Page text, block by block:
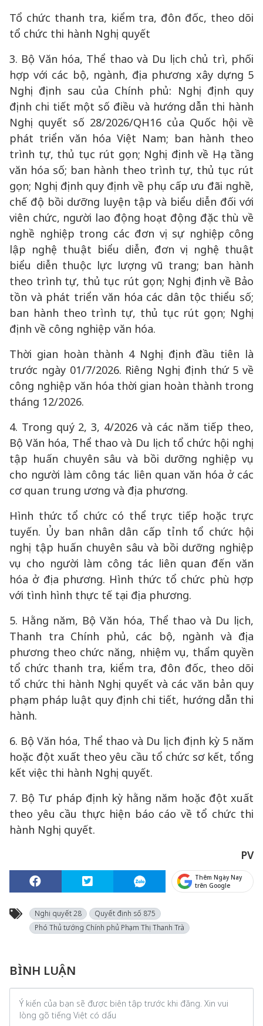
Tổ chức thanh tra, kiểm tra, đôn đốc, theo dõi
tổ chức thi hành Nghị quyết
3. Bộ Văn hóa, Thể thao và Du lịch chủ trì, phối
hợp với các bộ, ngành, địa phương xây dựng 5
Nghị định sau của Chính phủ: Nghị định quy
định chi tiết một số điều và hướng dẫn thi hành
Nghị quyết số 28/2026/QH16 của Quốc hội về
phát triển văn hóa Việt Nam; ban hành theo
trình tự, thủ tục rút gọn; Nghị định về Hạ tầng
văn hóa số; ban hành theo trình tự, thủ tục rút
gọn; Nghị định quy định về phụ cấp ưu đãi nghề,
chế độ bồi dưỡng luyện tập và biểu diễn đối với
viên chức, người lao động hoạt động đặc thù về
nghề nghiệp trong các đơn vị sự nghiệp công
lập nghệ thuật biểu diễn, đơn vị nghệ thuật
biểu diễn thuộc lực lượng vũ trang; ban hành
theo trình tự, thủ tục rút gọn; Nghị định về Bảo
tồn và phát triển văn hóa các dân tộc thiểu số;
ban hành theo trình tự, thủ tục rút gọn; Nghị
định về công nghiệp văn hóa.
Thời gian hoàn thành 4 Nghị định đầu tiên là
trước ngày 01/7/2026. Riêng Nghị định thứ 5 về
công nghiệp văn hóa thời gian hoàn thành trong
tháng 12/2026.
4. Trong quý 2, 3, 4/2026 và các năm tiếp theo,
Bộ Văn hóa, Thể thao và Du lịch tổ chức hội nghị
tập huấn chuyên sâu và bồi dưỡng nghiệp vụ
cho người làm công tác liên quan văn hóa ở các
cơ quan trung ương và địa phương.
Hình thức tổ chức có thể trực tiếp hoặc trực
tuyến. Ủy ban nhân dân cấp tỉnh tổ chức hội
nghị tập huấn chuyên sâu và bồi dưỡng nghiệp
vụ cho người làm công tác liên quan đến văn
hóa ở địa phương. Hình thức tổ chức phù hợp
với tình hình thực tế tại địa phương.
5. Hằng năm, Bộ Văn hóa, Thể thao và Du lịch,
Thanh tra Chính phủ, các bộ, ngành và địa
phương theo chức năng, nhiệm vụ, thẩm quyền
tổ chức thanh tra, kiểm tra, đôn đốc, theo dõi
tổ chức thi hành Nghị quyết và các văn bản quy
phạm pháp luật quy định chi tiết, hướng dẫn thi
hành.
6. Bộ Văn hóa, Thể thao và Du lịch định kỳ 5 năm
hoặc đột xuất theo yêu cầu tổ chức sơ kết, tổng
kết việc thi hành Nghị quyết.
7. Bộ Tư pháp định kỳ hằng năm hoặc đột xuất
theo yêu cầu thực hiện báo cáo về tổ chức thi
hành Nghị quyết.
PV
Thêm Ngày Nay
trên Google
Nghị quyết 28
Quyết định số 875
Phó Thủ tướng Chính phủ Phạm Thị Thanh Trà
BÌNH LUẬN